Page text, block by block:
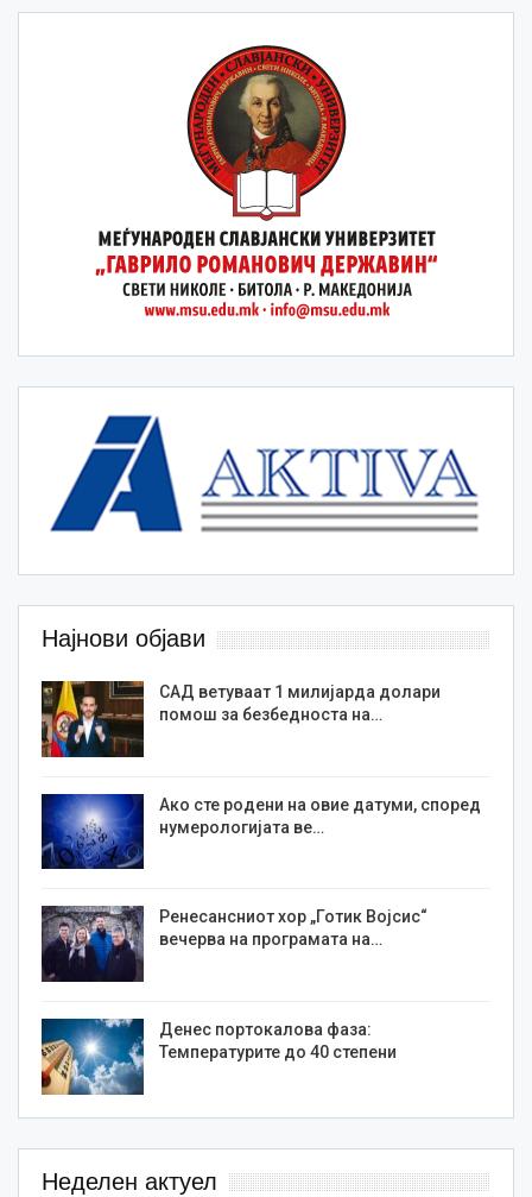
Најнови објави
САД ветуваат 1 милијарда долари
помош за безбедноста на…
Ако сте родени на овие датуми, според
нумерологијата ве…
Ренесансниот хор „Готик Војсис“
вечерва на програмата на…
Денес портокалова фаза:
Температурите до 40 степени
Неделен актуел